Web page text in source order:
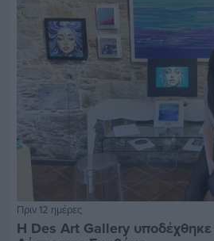
Πριν 12 ημέρες
Η Des Art Gallery